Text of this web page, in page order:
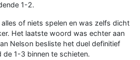
1-2.
of niets spelen en was zelfs dicht
Het laatste woord was echter aan
Nelson besliste het duel definitief
1-3 binnen te schieten.